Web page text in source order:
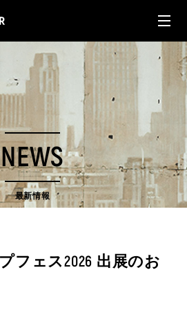
NEWS
最新情報
フェス2026 出展のお